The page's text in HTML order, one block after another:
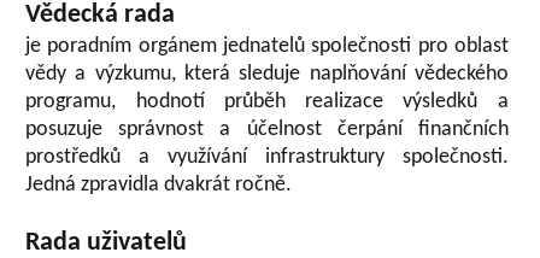
Vědecká rada
je poradním orgánem jednatelů společnosti pro oblast
vědy a výzkumu, která sleduje naplňování vědeckého
programu, hodnotí průběh realizace výsledků a
posuzuje správnost a účelnost čerpání finančních
prostředků a využívání infrastruktury společnosti.
Jedná zpravidla dvakrát ročně.
Rada uživatelů